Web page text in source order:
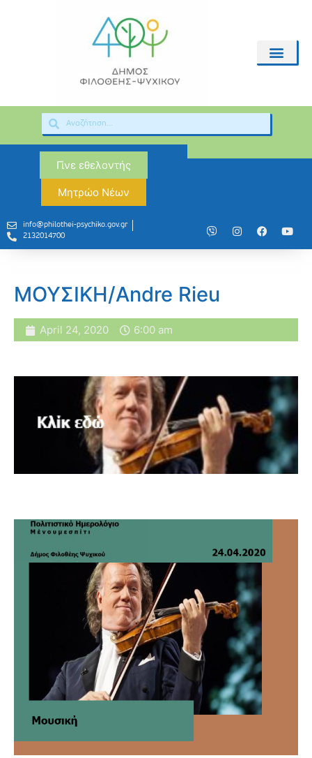
Γίνε εθελοντής
Μητρώο Νέων
info@philothei-psychiko.gov.gr
2132014700
ΜΟΥΣΙΚΗ/Andre Rieu
April 24, 2020 6:00 am